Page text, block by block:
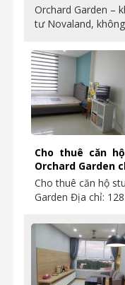
Orchard Garden –
tư Novaland,
Cho thuê căn
Orchard Garden
Cho thuê căn hộ
Garden Địa chỉ: